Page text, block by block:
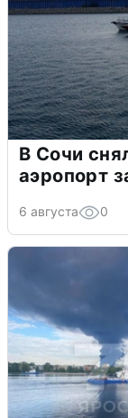
В Сочи
аэропорт
6 августа 0